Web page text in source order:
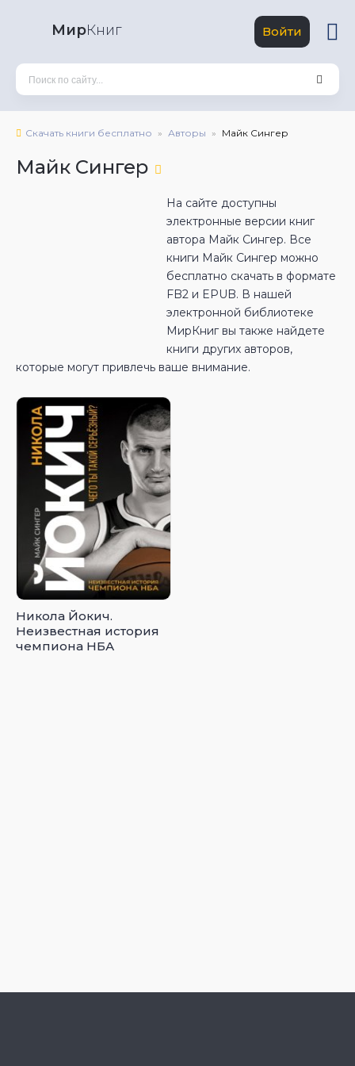
МирКниг Войти
Скачать книги бесплатно Авторы Майк Сингер
Майк Сингер
На сайте доступны
электронные версии книг
автора Майк Сингер. Все
книги Майк Сингер можно
бесплатно скачать в формате
FB2 и EPUB. В нашей
электронной библиотеке
МирКниг вы также найдете
книги других авторов,
которые могут привлечь ваше внимание.
Никола Йокич.
Неизвестная история
чемпиона НБА